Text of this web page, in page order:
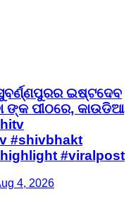
ଇଷ୍ଟଦେବ
ଙ୍କ ପୀଠରେ, କାଉଡିଆ
#shivbhakt
#viralpost
4, 2026